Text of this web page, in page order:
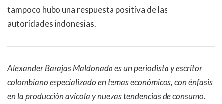
tampoco hubo una respuesta positiva de las
autoridades indonesias.
Alexander Barajas Maldonado es un periodista y escritor
colombiano especializado en temas económicos, con énfasis
en la producción avícola y nuevas tendencias de consumo.